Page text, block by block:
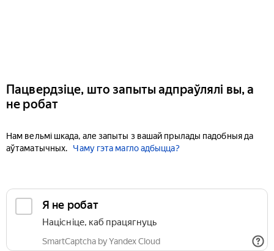
Пацвердзіце, што запыты адпраўлялі вы, а
не робат
Нам вельмі шкада, але запыты з вашай прылады падобныя да
аўтаматычных.
Чаму гэта магло адбыцца?
Я не робат
Націсніце, каб працягнуць
SmartCaptcha by Yandex Cloud